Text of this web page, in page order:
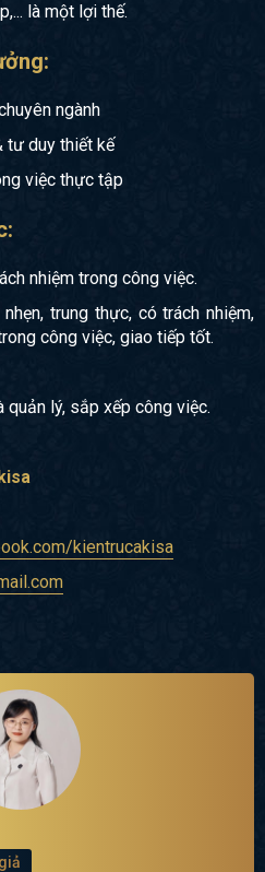
là một lợi thế.
ngành
tư duy thiết kế
việc thực tập
nhiệm trong công việc.
trung thực, có trách nhiệm,
công việc, giao tiếp tốt.
quản lý, sắp xếp công việc.
kientrucakisa